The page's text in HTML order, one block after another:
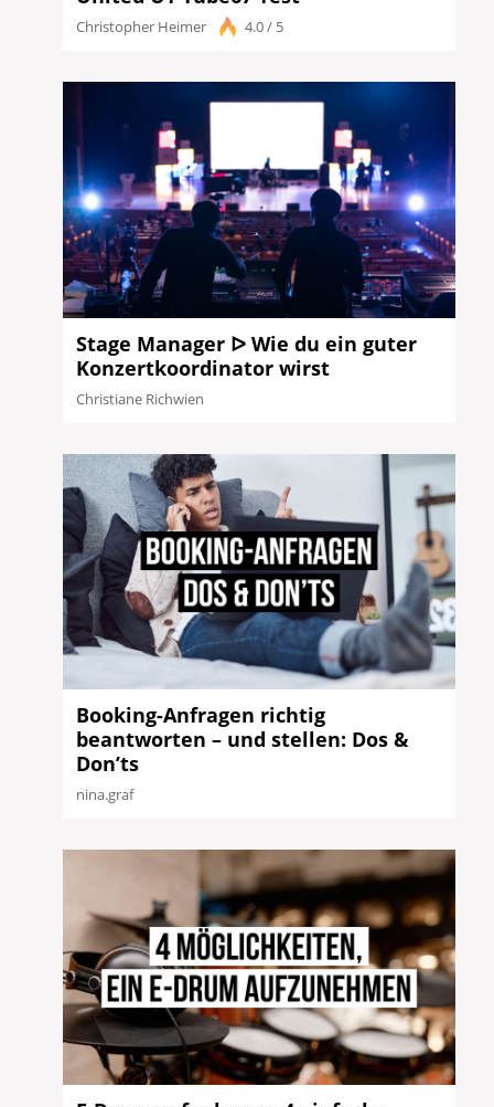
Christopher Heimer 4.0 / 5
Stage Manager ᐅ Wie du ein guter
Konzertkoordinator wirst
Christiane Richwien
Booking-Anfragen richtig
beantworten – und stellen: Dos &
Don’ts
nina.graf